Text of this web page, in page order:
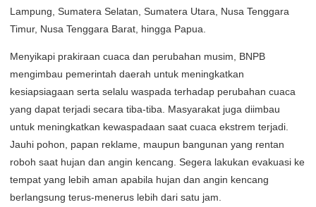
Lampung, Sumatera Selatan, Sumatera Utara, Nusa Tenggara
Timur, Nusa Tenggara Barat, hingga Papua.
Menyikapi prakiraan cuaca dan perubahan musim, BNPB
mengimbau pemerintah daerah untuk meningkatkan
kesiapsiagaan serta selalu waspada terhadap perubahan cuaca
yang dapat terjadi secara tiba-tiba. Masyarakat juga diimbau
untuk meningkatkan kewaspadaan saat cuaca ekstrem terjadi.
Jauhi pohon, papan reklame, maupun bangunan yang rentan
roboh saat hujan dan angin kencang. Segera lakukan evakuasi ke
tempat yang lebih aman apabila hujan dan angin kencang
berlangsung terus-menerus lebih dari satu jam.